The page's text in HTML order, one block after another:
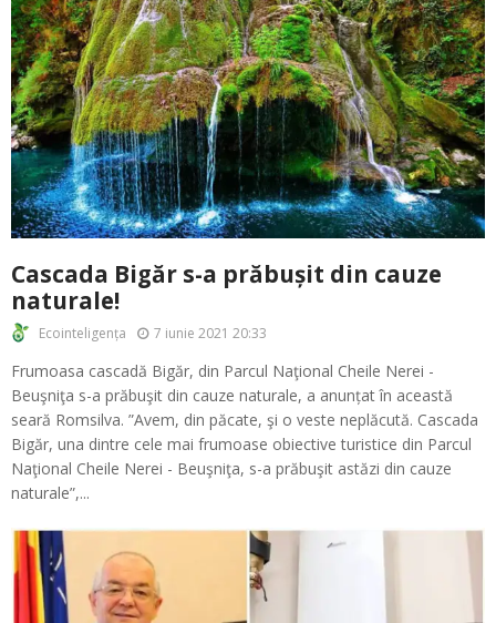
Cascada Bigăr s-a prăbușit din cauze
naturale!
Ecointeligența 7 iunie 2021 20:33
Frumoasa cascadă Bigăr, din Parcul Naţional Cheile Nerei -
Beuşniţa s-a prăbuşit din cauze naturale, a anunțat în această
seară Romsilva. ”Avem, din păcate, şi o veste neplăcută. Cascada
Bigăr, una dintre cele mai frumoase obiective turistice din Parcul
Naţional Cheile Nerei - Beuşniţa, s-a prăbuşit astăzi din cauze
naturale”,...